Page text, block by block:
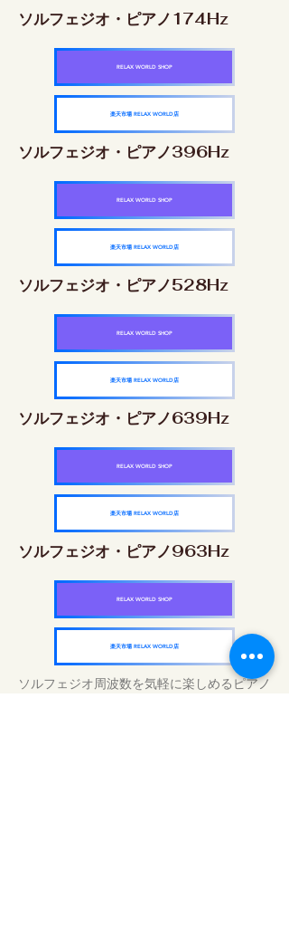
ソルフェジオ・ピアノ174Hz
RELAX WORLD SHOP
楽天市場 RELAX WORLD店
ソルフェジオ・ピアノ396Hz
RELAX WORLD SHOP
楽天市場 RELAX WORLD店
ソルフェジオ・ピアノ528Hz
RELAX WORLD SHOP
楽天市場 RELAX WORLD店
ソルフェジオ・ピアノ639Hz
RELAX WORLD SHOP
楽天市場 RELAX WORLD店
ソルフェジオ・ピアノ963Hz
RELAX WORLD SHOP
楽天市場 RELAX WORLD店
ソルフェジオ周波数を気軽に楽しめるピアノ